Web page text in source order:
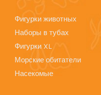
Фигурки животных
Наборы в тубах
Фигурки XL
Морские обитатели
Насекомые